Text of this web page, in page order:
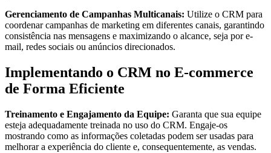
Gerenciamento de Campanhas Multicanais: Utilize o CRM para
coordenar campanhas de marketing em diferentes canais, garantindo
consistência nas mensagens e maximizando o alcance, seja por e-
mail, redes sociais ou anúncios direcionados.
Implementando o CRM no E-commerce
de Forma Eficiente
Treinamento e Engajamento da Equipe: Garanta que sua equipe
esteja adequadamente treinada no uso do CRM. Engaje-os
mostrando como as informações coletadas podem ser usadas para
melhorar a experiência do cliente e, consequentemente, as vendas.